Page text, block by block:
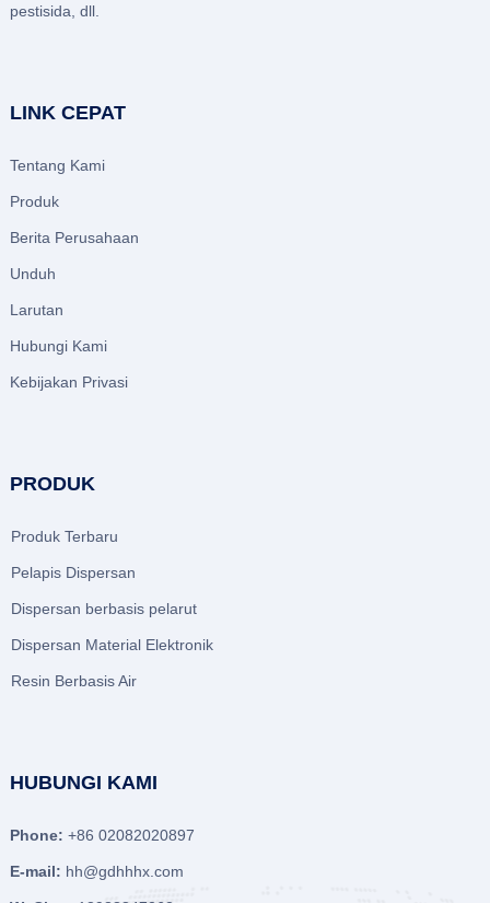
pestisida, dll.
LINK CEPAT
Tentang Kami
Produk
Berita Perusahaan
Unduh
Larutan
Hubungi Kami
Kebijakan Privasi
PRODUK
Produk Terbaru
Pelapis Dispersan
Dispersan berbasis pelarut
Dispersan Material Elektronik
Resin Berbasis Air
HUBUNGI KAMI
Phone: +86 02082020897
E-mail: hh@gdhhhx.com